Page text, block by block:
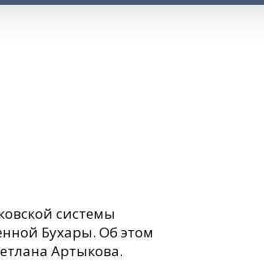
системы
Бухары. Об этом
Артыкова.